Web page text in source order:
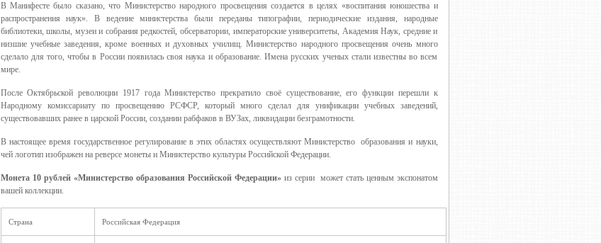
В Манифесте было сказано, что Министерство народного просвещения создается в целях «воспитания юношества и
распространения наук». В ведение министерства были переданы типографии, периодические издания, народные
библиотеки, школы, музеи и собрания редкостей, обсерватории, императорские университеты, Академия Наук, средние и
низшие учебные заведения, кроме военных и духовных училищ. Министерство народного просвещения очень много
сделало для того, чтобы в России появилась своя наука и образование. Имена русских ученых стали известны во всем
мире.
После Октябрьской революции 1917 года Министерство прекратило своё существование, его функции перешли к
Народному комиссариату по просвещению РСФСР, который много сделал для унификации учебных заведений,
существовавших ранее в царской России, создании рабфаков в ВУЗах, ликвидации безграмотности.
В настоящее время государственное регулирование в этих областях осуществляют Министерство образования и науки,
чей логотип изображен на реверсе монеты и Министерство культуры Российской Федерации.
Монета 10 рублей «Министерство образования Российской Федерации» из серии
может стать ценным экспонатом
вашей коллекции.
Страна Российская Федерация